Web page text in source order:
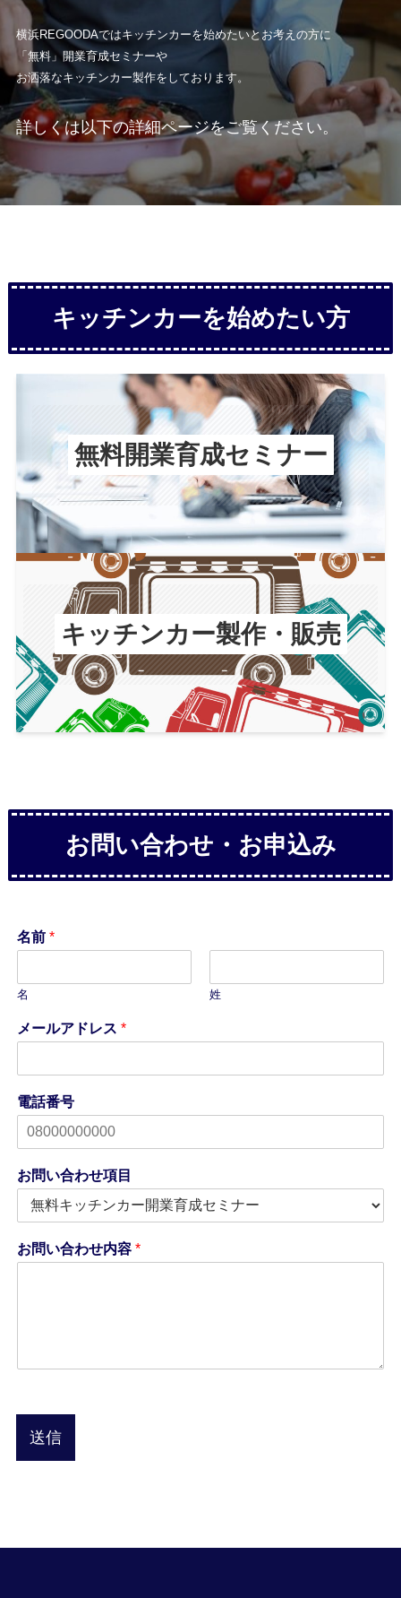
横浜REGOODAではキッチンカーを始めたいとお考えの方に
「無料」開業育成セミナーや
お洒落なキッチンカー製作をしております。
詳しくは以下の詳細ページをご覧ください。
キッチンカーを始めたい方
無料開業育成セミナー
キッチンカー製作・販売
お問い合わせ・お申込み
名前 *
名 姓
メールアドレス *
電話番号
お問い合わせ項目
お問い合わせ内容 *
送信